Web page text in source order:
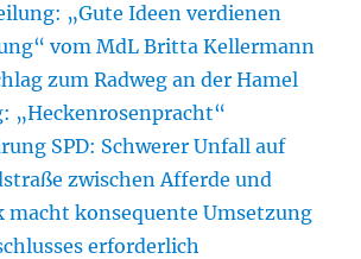
„Gute Ideen verdienen
vom MdL Britta Kellermann
zum Radweg an der Hamel
„Heckenrosenpracht“
SPD: Schwerer Unfall auf
zwischen Afferde und
macht konsequente Umsetzung
erforderlich